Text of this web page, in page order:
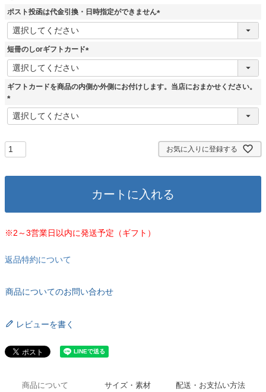
)
ポスト投函は代金引換・日時指定ができません
(
短冊のしorギフトカード
(
須
ギフトカードを商品の内側か外側にお付けします。当店におまかせください。
(
必
)
お気に入りに登録する
カートに入れる
※2～3営業日以内に発送予定（ギフト）
返品特約について
商品についてのお問い合わせ
レビューを書く
商品について サイズ・素材 配送・お支払い方法